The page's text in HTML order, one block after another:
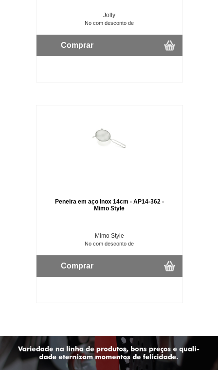
Jolly
No com desconto de
Comprar
Peneira em aço Inox 14cm - AP14-362 -
Mimo Style
Mimo Style
No com desconto de
Comprar